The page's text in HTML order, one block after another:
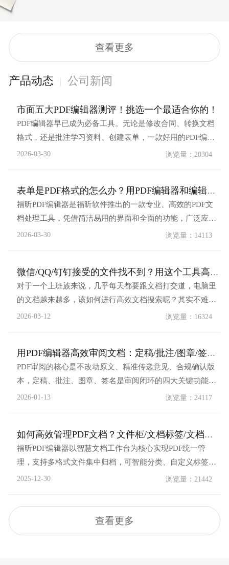
查看更多
产品动态 | 公司新闻
市面五大PDF编辑器测评！挑选一个最适合你的！
PDF编辑器早已成为必备工具。无论是修改合同、转换文档
格式，还是批注学习资料、创建表单，一款好用的PDF编辑
器能大幅提升效率。但市面上PDF编辑器五花八门，功能、
WPSPDF、PDF-XChang...
2026-03-30 浏览量：20304
表单是PDF格式的怎么办？用PDF编辑器和编辑Excel一样...
福昕PDF编辑器是福昕软件推出的一款专业、高效的PDF文
档处理工具，凭借简洁易用的界面和全面的功能，广泛应用
于办公、学习等多个场景，无需专业PDF知识即可实现文档
效解决PDF表单的创建、填写、数据管理等问题，助力实
现...
2026-03-30 浏览量：14113
微信/QQ/钉钉接受的文件找不到？用这个工具高效搜索&amp...
对于一个上班族来说，几乎每天都要跟文档打交道，电脑里
的文档越来越多，该如何进行高效文档搜索呢？其实不难！
福昕PDF编辑器（版本13.3.619.26577）上新文档雷达功能，
杂？1分钟学会文档自动分类...
2026-03-12 浏览量：16324
用PDF编辑器高效审阅文档：定稿/批注/图章/签名全流程（附...
PDF审阅的核心是不改动原文、精准传递意见、合规确认版
本，定稿、批注、图章、签名是审阅闭环的四大关键功能。
以下以福昕PDF编辑器（通用逻辑适用于AdobeAcrobat等主
打开文档并进入审阅模式1.打开...
2026-01-13 浏览量：24117
如何高效管理PDF文档？文件柜/文档标签/文档定稿用起来！
福昕PDF编辑器以智慧文档工作台为核心实现PDF统一管
理，支持多格式文件集中归档，可智能分类、自定义标签并
自动同步文件夹。提供全文检索与文档雷达快速定位，批量
安全协作，适配政企与个人高效办公需...
2025-12-30 浏览量：21442
查看更多